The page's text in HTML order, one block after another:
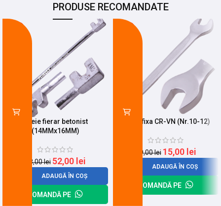
PRODUSE RECOMANDATE
Cheie fierar betonist
(14MMx16MM)
68,00lei 52,00 lei
ADAUGĂ ÎN COȘ
COMANDĂ PE
Cheie fixa CR-VN (Nr.10-12)
19,00lei 15,00 lei
ADAUGĂ ÎN COȘ
COMANDĂ PE